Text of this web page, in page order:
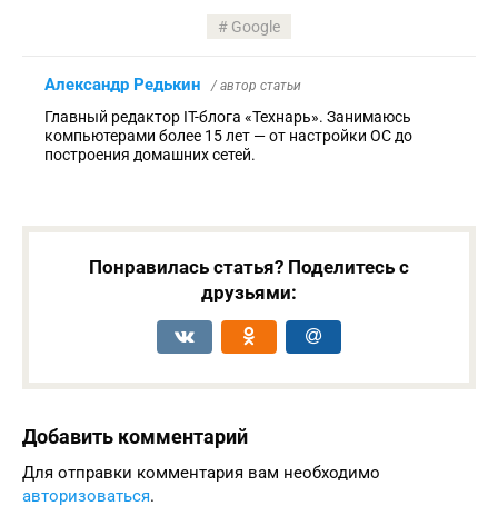
Google
Александр Редькин / автор статьи
Главный редактор IT-блога «Технарь». Занимаюсь
компьютерами более 15 лет — от настройки ОС до
построения домашних сетей.
Понравилась статья? Поделитесь с
друзьями:
Добавить комментарий
Для отправки комментария вам необходимо
авторизоваться.